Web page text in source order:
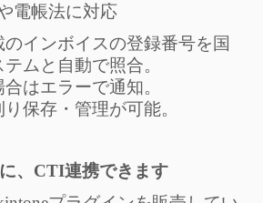
電帳法に対応
インボイスの登録番号を国
ムと自動で照合。
はエラーで通知。
保存・管理が可能。
、CTI連携できます